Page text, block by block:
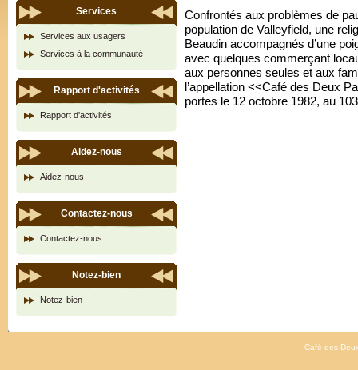
Services
Services aux usagers
Services à la communauté
Rapport d'activités
Rapport d'activités
Aidez-nous
Aidez-nous
Contactez-nous
Contactez-nous
Notez-bien
Notez-bien
Confrontés aux problèmes de
population de Valleyfield, une
Beaudin accompagnés d’une
avec quelques commerçant
aux personnes seules et aux
l’appellation <<Café des Deux
portes le 12 octobre 1982, au
Café des